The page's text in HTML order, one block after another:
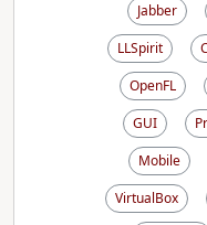
Jabber
LLSpirit
OpenFL
GUI
Mobile
VirtualBox